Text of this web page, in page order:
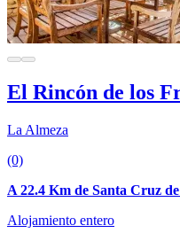
El Rincón de los
La Almeza
(0)
A 22.4 Km de Santa Cruz
Alojamiento entero